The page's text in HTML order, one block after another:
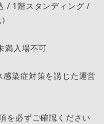
/ 1階スタンディング /
ンク代）
満入場不可
染症対策を講じた運営
を必ずご確認ください